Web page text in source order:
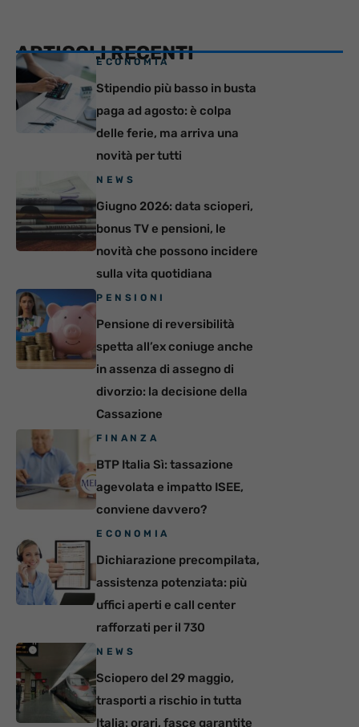
ARTICOLI RECENTI
ECONOMIA
Stipendio più basso in busta
paga ad agosto: è colpa
delle ferie, ma arriva una
novità per tutti
NEWS
Giugno 2026: data scioperi,
bonus TV e pensioni, le
novità che possono incidere
sulla vita quotidiana
PENSIONI
Pensione di reversibilità
spetta all’ex coniuge anche
in assenza di assegno di
divorzio: la decisione della
Cassazione
FINANZA
BTP Italia Sì: tassazione
agevolata e impatto ISEE,
conviene davvero?
ECONOMIA
Dichiarazione precompilata,
assistenza potenziata: più
uffici aperti e call center
rafforzati per il 730
NEWS
Sciopero del 29 maggio,
trasporti a rischio in tutta
Italia: orari, fasce garantite